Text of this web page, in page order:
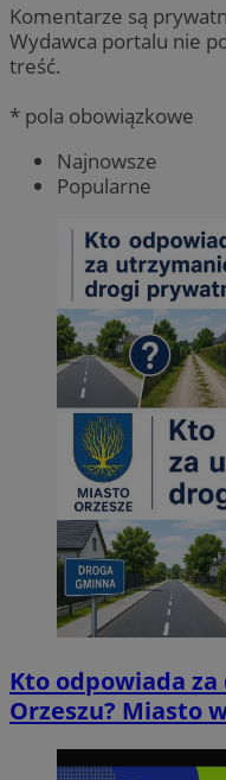
Komentarze są
Wydawca portalu nie
treść.
* pola obowiązkowe
Najnowsze
Popularne
Kto odpowiada
Orzeszu? Miasto